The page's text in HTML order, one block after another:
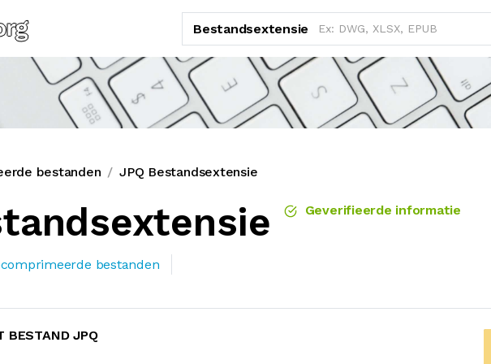
Bestandsextensie
bestanden JPQ Bestandsextensie
Geverifieerde informatie
bestanden
BESTAND JPQ